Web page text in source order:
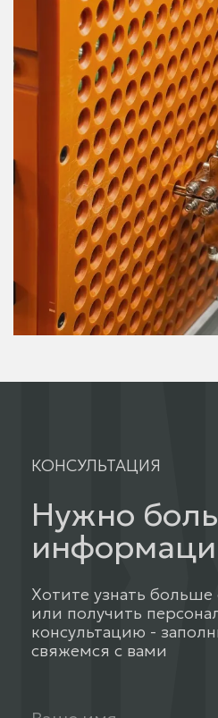
КОНСУЛЬТАЦИЯ
Нужно
Хотите узнать больше
или получить
консультацию -
свяжемся с вами